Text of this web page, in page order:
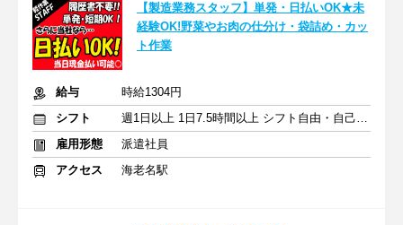
【製造業務スタッフ】単発・日払いOK★未
経験OK!野菜やお肉の仕分け・袋詰め・カッ
ト作業
給与
時給1304円
シフト
週1日以上 1日7.5時間以上 シフト自由・自己申告
雇用形態
派遣社員
アクセス
海老名駅